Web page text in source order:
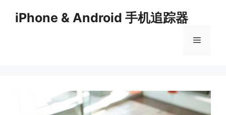
iPhone & Android 手机追踪器
Menu